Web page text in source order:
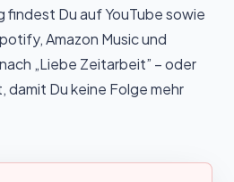
findest Du auf YouTube sowie
Amazon Music und
„Liebe Zeitarbeit” – oder
damit Du keine Folge mehr